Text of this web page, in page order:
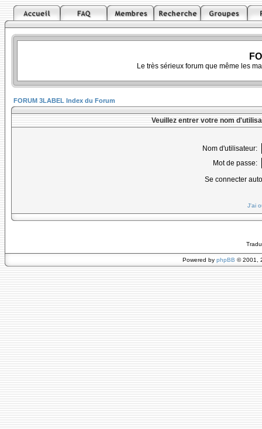
Le très sérieux forum que même les
FORUM 3LABEL Index du Forum
Veuillez entrer votre nom
Nom d'utilisateur:
Mot de passe:
Se connecter
J'ai
Powered by phpBB © 2001,